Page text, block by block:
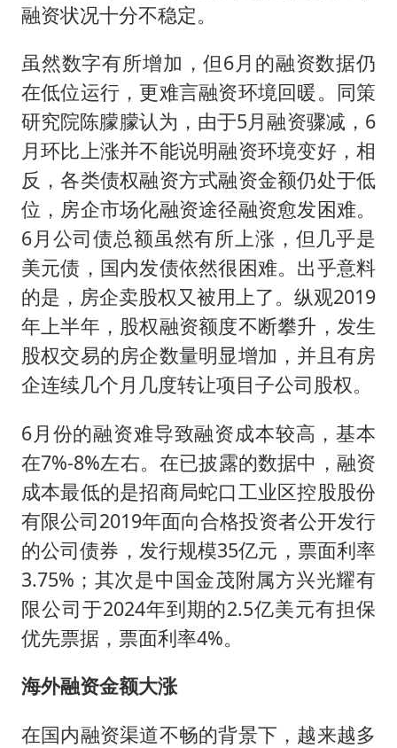
融资状况十分不稳定。
虽然数字有所增加，但6月的融资数据仍
在低位运行，更难言融资环境回暖。同策
研究院陈朦朦认为，由于5月融资骤减，6
月环比上涨并不能说明融资环境变好，相
反，各类债权融资方式融资金额仍处于低
位，房企市场化融资途径融资愈发困难。
6月公司债总额虽然有所上涨，但几乎是
美元债，国内发债依然很困难。出乎意料
的是，房企卖股权又被用上了。纵观2019
年上半年，股权融资额度不断攀升，发生
股权交易的房企数量明显增加，并且有房
企连续几个月几度转让项目子公司股权。
6月份的融资难导致融资成本较高，基本
在7%-8%左右。在已披露的数据中，融资
成本最低的是招商局蛇口工业区控股股份
有限公司2019年面向合格投资者公开发行
的公司债券，发行规模35亿元，票面利率
3.75%；其次是中国金茂附属方兴光耀有
限公司于2024年到期的2.5亿美元有担保
优先票据，票面利率4%。
海外融资金额大涨
在国内融资渠道不畅的背景下，越来越多